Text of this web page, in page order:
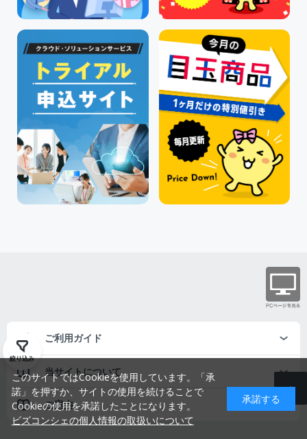
絞り込み
ご利用ガイド
当サイトについて
ご案内
このサイトではCookieを使用しています。「承
諾」を押すか、サイトの使用を続けることで
Cookieの使用を承諾したことになります。
ビズコンシェの個人情報の取扱いについて
承諾する